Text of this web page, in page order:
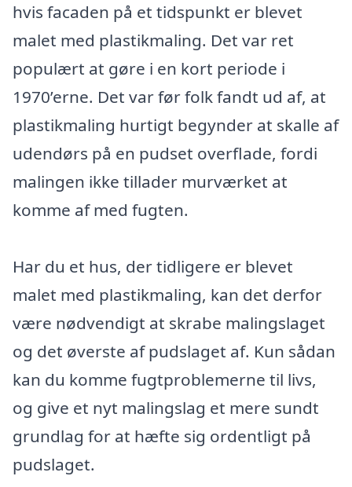
hvis facaden på et tidspunkt er blevet
malet med plastikmaling. Det var ret
populært at gøre i en kort periode i
1970’erne. Det var før folk fandt ud af, at
plastikmaling hurtigt begynder at skalle af
udendørs på en pudset overflade, fordi
malingen ikke tillader murværket at
komme af med fugten.
Har du et hus, der tidligere er blevet
malet med plastikmaling, kan det derfor
være nødvendigt at skrabe malingslaget
og det øverste af pudslaget af. Kun sådan
kan du komme fugtproblemerne til livs,
og give et nyt malingslag et mere sundt
grundlag for at hæfte sig ordentligt på
pudslaget.